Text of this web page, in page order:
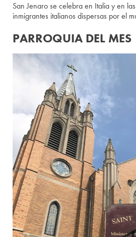
San Jenaro se celebra en Italia y en
inmigrantes italianos dispersas por el
PARROQUIA DEL MES